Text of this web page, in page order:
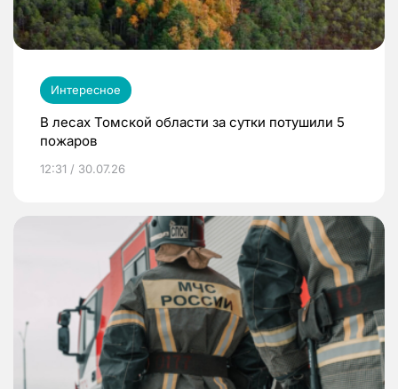
Интересное
В лесах Томской области за сутки потушили 5
пожаров
12:31 / 30.07.26